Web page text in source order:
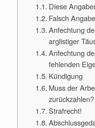
Diese
Falsch
Anfechtung
arglistiger
Anfechtung
fehlenden
Kündigung
Muss der
zurückzahlen?
Strafrecht!